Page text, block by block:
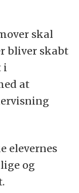
skal
bliver skabt
i
at
elevernes
og